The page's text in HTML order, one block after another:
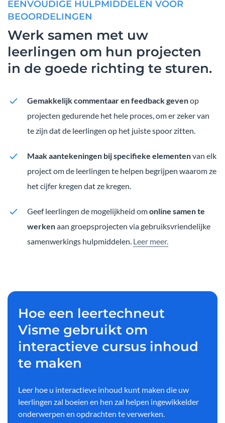
EENVOUDIGE HULPMIDDELEN VOOR
BEOORDELINGEN
Werk samen met uw
leerlingen om hun projecten
in de goede richting te sturen.
Gemakkelijk commentaar en feedback gevenop
projecten gedurende het hele proces, om er zeker van
te zijn dat de leerlingen op het juiste spoor zitten.
Maak aantekeningen bij specifieke elementenvan elk
project om de leerlingen te helpen begrijpen waarom ze
het cijfer kregen dat ze kregen.
Geef leerlingen de mogelijkheid omonline samen te
werkenaan groepsprojecten via gebruiksvriendelijke
samenwerkings hulpmiddelen. Leer meer.
Hoe een leertechneut
Visme gebruikt om
interactieve cursus inhoud
te maken
Leer hoe u interactieve inhoud kunt maken die uw
leerlingen zal boeien en hen zal helpen ingewikkelder
onderwerpen en opdrachten te verwerken.